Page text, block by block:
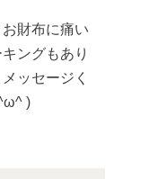
財布に痛い
ングもあり
ッセージく
)